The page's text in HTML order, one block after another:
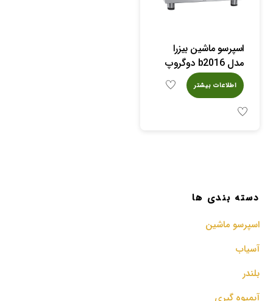
اسپرسو ماشین بیزرا
مدل b2016 دوگروپ
اطلاعات بیشتر
دسته بندی ها
اسپرسو‌ ماشین
آسیاب
بلندر
آبمیوه گیری